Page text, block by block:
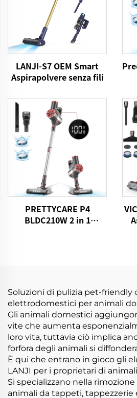
LANJI-S7 OEM Smart
Aspirapolvere senza fili
PRETTYCARE P4
BLDC210W 2 in 1
Soluzioni di pulizia pet-friendly
elettrodomestici per animali
Gli animali domestici
vite che aumenta
loro vita, tuttavia ciò implica
forfora degli animali si
È qui che entrano in gioco gli
LANJI per i proprietari di
Si specializzano nella
animali da tappeti,